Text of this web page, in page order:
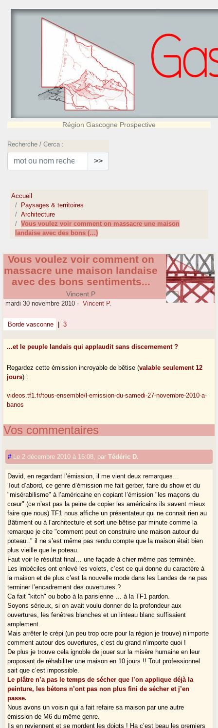
Région Gascogne Prospective
Recherche / Cerca :
>>
Accueil
Paysages & territoires
Architecture
Vous voulez voir comment on massacre une maison
landaise avec des bons (…)
Vous voulez voir comment on
massacre une maison landaise
avec des bons sentiments...
Vincent.P
mardi 30 novembre 2010 - Vincent P.
Borde vasconne 3
...et le peuple landais qui applaudit sans discernement ?
Regardez cette émission incroyable de bêtise (valable seulement 12
jours) :
videos.tf1.fr/tous-ensemble/l-emission-du-samedi-27-novembre-2010-a-
banos
Vos commentaires
# Le 2 décembre 2010 à 15:08 parTédéric D.
David, en regardant l’émission, il me vient deux remarques…
Tout d’abord, ce genre d’émission me fait gerber, faire du show et du
"misérabilisme" à l’américaine en copiant l’émission "les maçons du
cœur" (ce n’est pas la peine de copier les américains ils savent mieux
faire que nous) TF1 nous affiche un présentateur qui ne connait rien au
Bâtiment ou à l’architecture et sort une bêtise par minute comme la
remarque je cite "comment peut on construire une maison autour du
poteau.." il ne s’est même pas rendu compte que la maison était bien
plus vieille que le poteau.
Faut voir le résultat final… une façade à chier même pas terminée.
Les imbéciles ont enlevé les volets, c’est ce qui donne du caractère à
la maison et de plus c’est la nouvelle mode dans les Landes de ne pas
terminer l’encadrement des ouvertures ?
Ca fait "kitch" ou bobo à la parisienne … à la TF1 pardon.
Soyons sérieux, si on avait voulu donner de la profondeur aux
ouvertures, les fenêtres blanches et un linteau blanc suffisaient
amplement.
Mais arrêter le crépi (un peu trop ocre pour la région je trouve) n’importe
comment autour des ouvertures, c’est du grand n’importe quoi !
De plus je trouve cela ignoble de jouer sur la misère humaine en leur
proposant de réhabiliter une maison en 10 jours !! Tout professionnel
sait que c’est impossible.
Le plâtre n’a pas le temps de sécher que l’on applique déjà la
peinture, les bétons n’ont pas non plus fini de sécher et j’en
passe.
Nous avons un voisin qui a fait refaire sa maison par une autre
émission de M6 du même genre.
Ils en reviennent et se mordent les doigts ! Ha c’est beau les premiers